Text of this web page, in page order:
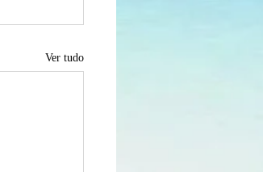
Ver tudo